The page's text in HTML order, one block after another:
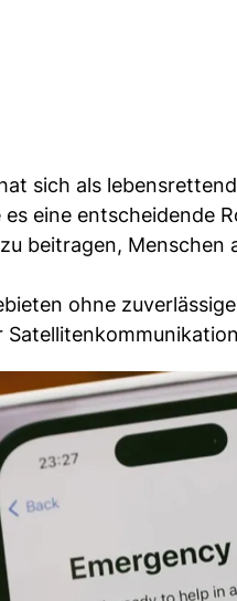
sich als
eine entscheidende
beitragen,
ohne